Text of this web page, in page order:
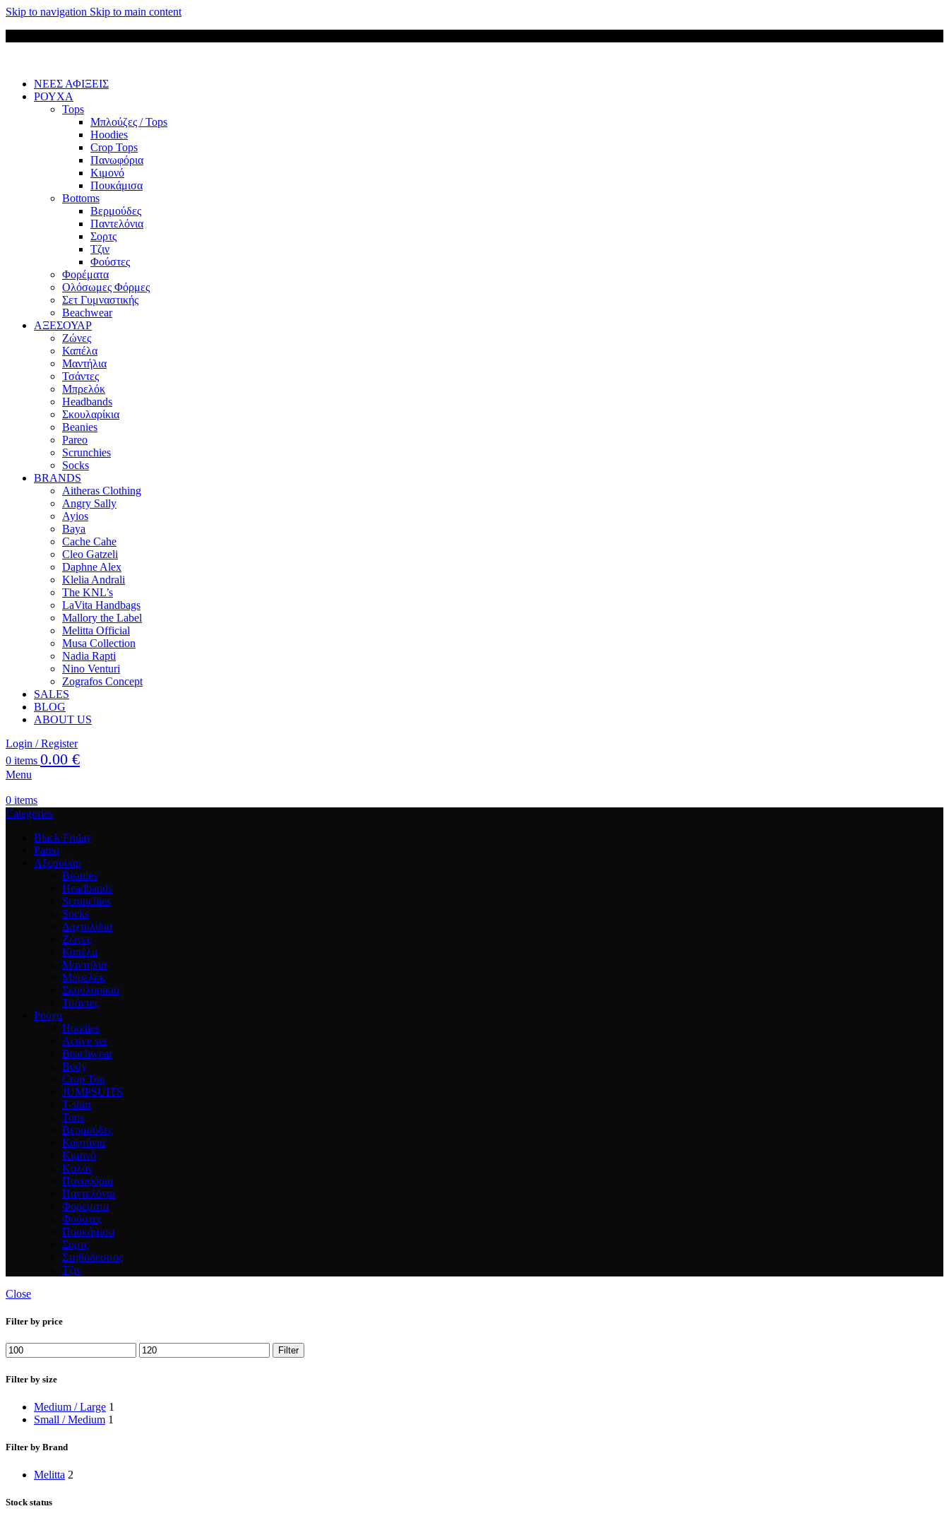
Skip to navigation Skip to main content
ΝΕΕΣ ΑΦΙΞΕΙΣ
ΡΟΥΧΑ
Tops
Μπλούζες / Tops
Hoodies
Crop Tops
Πανωφόρια
Κιμονό
Πουκάμισα
Bottoms
Βερμούδες
Παντελόνια
Σορτς
Τζιν
Φούστες
Φορέματα
Ολόσωμες Φόρμες
Σετ Γυμναστικής
Beachwear
ΑΞΕΣΟΥΑΡ
Ζώνες
Καπέλα
Μαντήλια
Τσάντες
Μπρελόκ
Headbands
Σκουλαρίκια
Beanies
Pareo
Scrunchies
Socks
BRANDS
Aitheras Clothing
Angry Sally
Ayios
Baya
Cache Cahe
Cleo Gatzeli
Daphne Alex
Klelia Andrali
The KNL’s
LaVita Handbags
Mallory the Label
Melitta Official
Musa Collection
Nadia Rapti
Nino Venturi
Zografos Concept
SALES
BLOG
ABOUT US
Login / Register
0 items 0.00 €
Menu
0 items
Categories
Black Friday
Pareo
Αξεσουάρ
Beanies
Headbands
Scrunchies
Socks
Δαχτυλίδια
Ζώνες
Καπέλα
Μαντήλια
Μπρελόκ
Σκουλαρίκια
Τσάντες
Ρούχα
Hoodies
Active set
Beachwear
Body
Crop Top
JUMPSUITS
T-shirt
Tops
Βερμούδες
Καφτάνια
Κιμονό
Κολάν
Πανοφόρια
Παντελόνια
Φορέματα
Φούστες
Πουκάμισα
Σορτς
Στηθόδεσμος
Τζιν
Close
Filter by price
Min
price
Max
price
Filter
Filter by size
Medium / Large 1
Small / Medium 1
Filter by Brand
Melitta 2
Stock status